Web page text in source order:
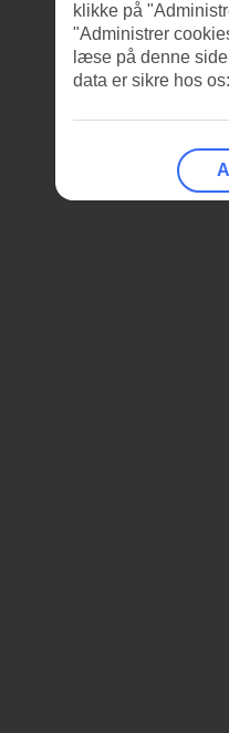
klikke på
"Administrer
læse på denne
data er sikre hos